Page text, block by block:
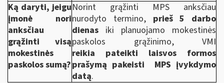
Ką daryti, jeigu
įmonė nori
anksčiau
grąžinti visą
mokestinės
paskolos sumą?
Norint grąžinti MPS anksčiau
nurodyto termino, prieš 5 darbo
dienas iki planuojamo mokestinės
paskolos grąžinimo, VMI
reikia pateikti laisvos formos
prašymą pakeisti MPS įvykdymo
datą.